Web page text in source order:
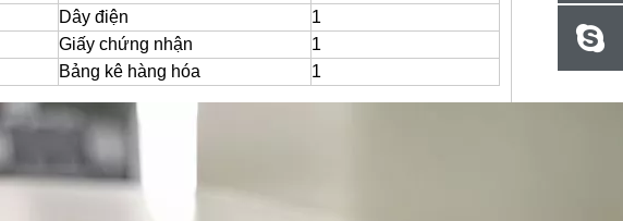
Dây điện
1
Giấy chứng nhận
1
Bảng kê hàng hóa 1